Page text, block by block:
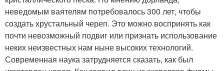
неведомым ваятелям потребовалось 300 лет, чтобы
создать хрустальный череп. Это можно воспринять как
почти невозможный подвиг или признать использование
неких неизвестных нам ныне высоких технологий.
Современная наука затрудняется сказать, как был